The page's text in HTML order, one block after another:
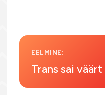
EELMINE:
Trans sai